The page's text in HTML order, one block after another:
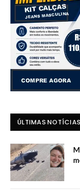
ÚLTIMAS NOTÍCIAS